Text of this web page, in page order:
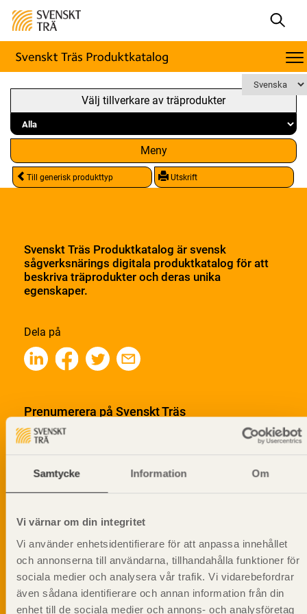
Samtycke Information Om
Vi värnar om din integritet
Vi använder enhetsidentifierare för att anpassa innehållet
och annonserna till användarna, tillhandahålla funktioner för
sociala medier och analysera vår trafik. Vi vidarebefordrar
även sådana identifierare och annan information från din
enhet till de sociala medier och annons- och analysföretag
Välj tillverkare av träprodukter
Meny
Till generisk produkttyp Utskrift
Svenskt Träs Produktkatalog är svensk
sågverksnärings digitala produktkatalog för att
beskriva träprodukter och deras unika
egenskaper.
Dela på
Prenumerera på Svenskt Träs
informationsutskick!